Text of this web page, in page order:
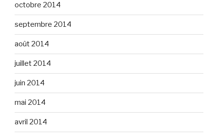
octobre 2014
septembre 2014
août 2014
juillet 2014
juin 2014
mai 2014
avril 2014